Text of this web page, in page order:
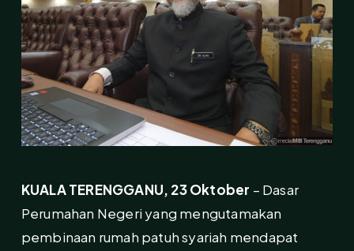
KUALA TERENGGANU, 23 Oktober – Dasar
Perumahan Negeri yang mengutamakan
pembinaan rumah patuh syariah mendapat